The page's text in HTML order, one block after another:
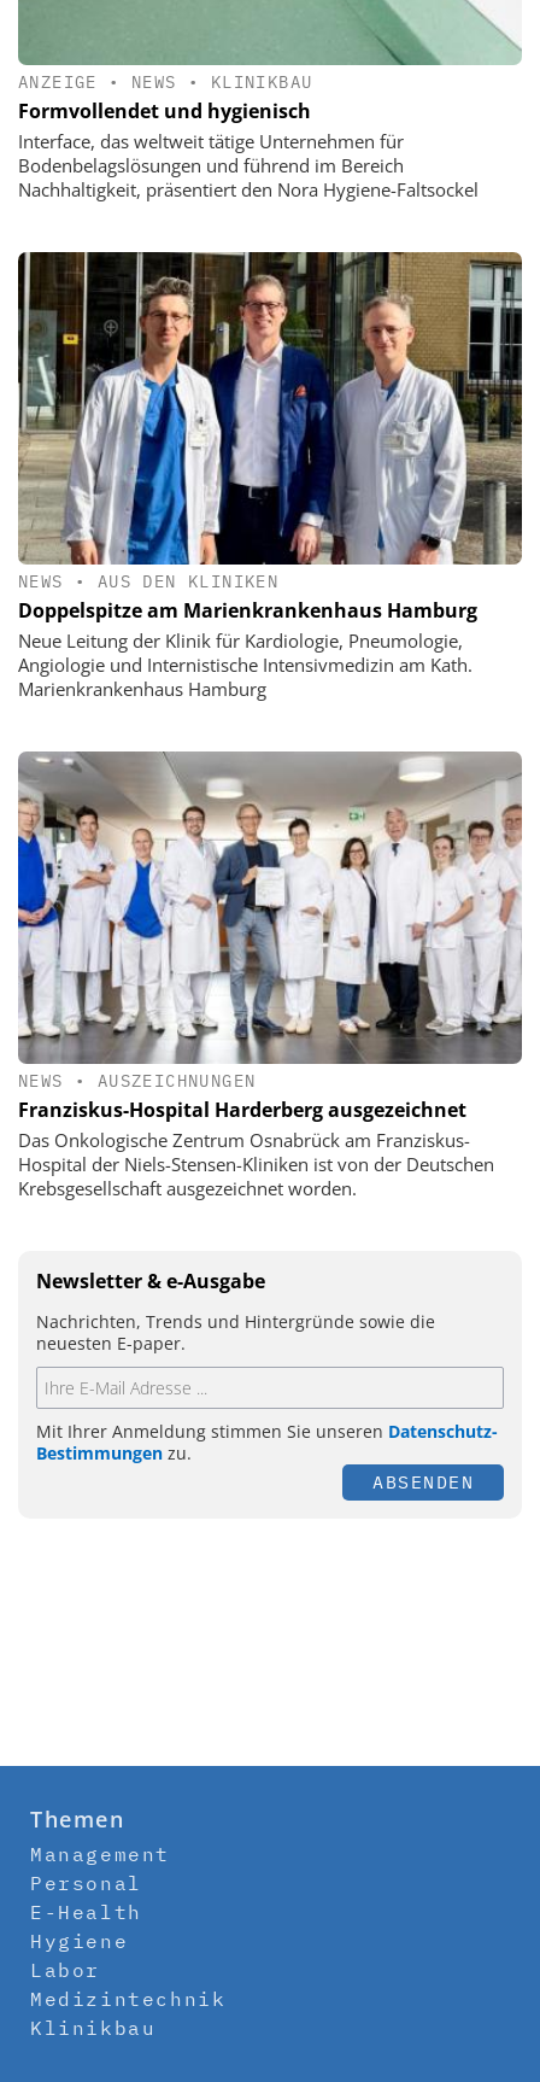
ANZEIGE • NEWS • KLINIKBAU
Formvollendet und hygienisch
Interface, das weltweit tätige Unternehmen für
Bodenbelagslösungen und führend im Bereich
Nachhaltigkeit, präsentiert den Nora Hygiene-Faltsockel
NEWS • AUS DEN KLINIKEN
Doppelspitze am Marienkrankenhaus Hamburg
Neue Leitung der Klinik für Kardiologie, Pneumologie,
Angiologie und Internistische Intensivmedizin am Kath.
Marienkrankenhaus Hamburg
NEWS • AUSZEICHNUNGEN
Franziskus-Hospital Harderberg ausgezeichnet
Das Onkologische Zentrum Osnabrück am Franziskus-
Hospital der Niels-Stensen-Kliniken ist von der Deutschen
Krebsgesellschaft ausgezeichnet worden.
Newsletter & e-Ausgabe
Nachrichten, Trends und Hintergründe sowie die
neuesten E-paper.
Mit Ihrer Anmeldung stimmen Sie unseren Datenschutz-
Bestimmungen zu.
ABSENDEN
Themen
Management
Personal
E-Health
Hygiene
Labor
Medizintechnik
Klinikbau